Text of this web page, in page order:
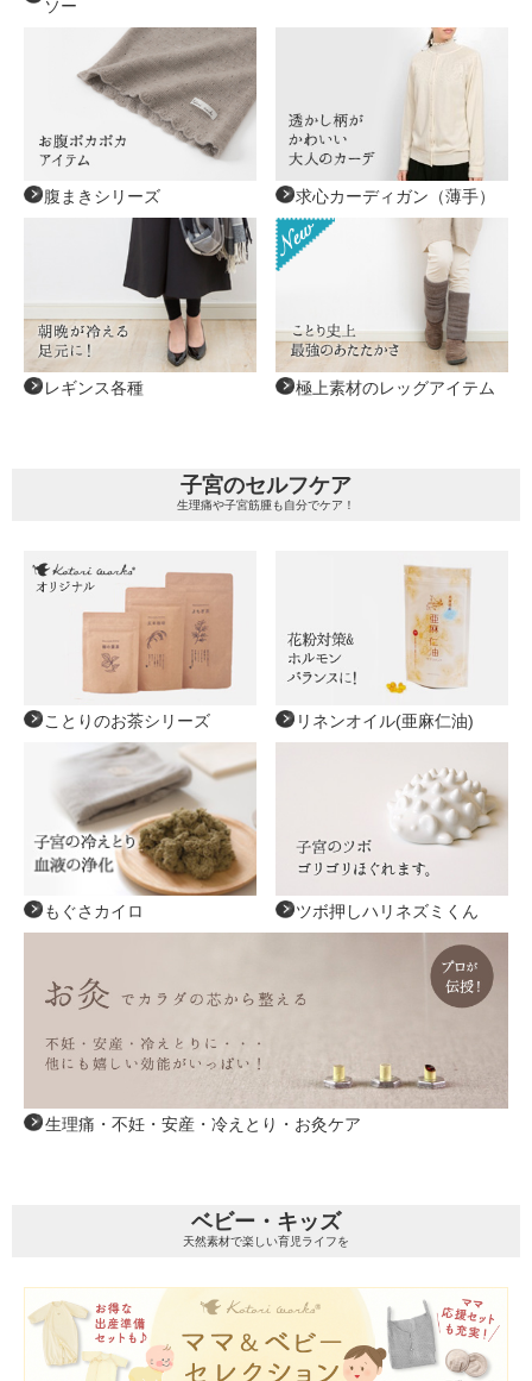
ソー
腹まきシリーズ 求心カーディガン（薄手）
レギンス各種 極上素材のレッグアイテム
子宮のセルフケア
生理痛や子宮筋腫も自分でケア！
ことりのお茶シリーズ リネンオイル(亜麻仁油)
もぐさカイロ ツボ押しハリネズミくん
生理痛・不妊・安産・冷えとり・お灸ケア
ベビー・キッズ
天然素材で楽しい育児ライフを